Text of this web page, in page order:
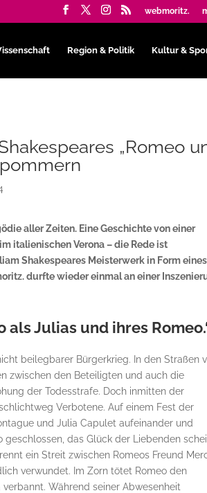
webmoritz.
Region & Politik Kultur &
„Romeo
aller Zeiten. Eine Geschichte von einer
italienischen Verona – die Rede ist
Shakespeares Meisterwerk in Form eines
durfte wieder einmal an einer
Julias und ihres
beilegbarer Bürgerkrieg. In den Straßen
zwischen den Beteiligten und auch die
der Todesstrafe. Doch inmitten der
Verbotene. Auf einem Fest der
und Julia Capulet aufeinander und
das Glück der Liebenden
ein Streit zwischen Romeos Freund
verwundet. Im Zorn tötet Romeo den
Während seiner Abwesenheit